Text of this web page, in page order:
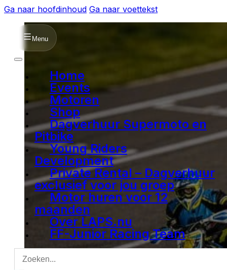
Ga naar hoofdinhoud Ga naar voettekst
Menu
Home
Events
Motoren
Shop
Dagverhuur Supermoto en
Pitbike
Young Riders
Development
Private Rental – Dagverhuur
exclusief voor jou groep
Motor huren voor 12
maanden
Over LAPS.nu
FF-Junior Racing Team